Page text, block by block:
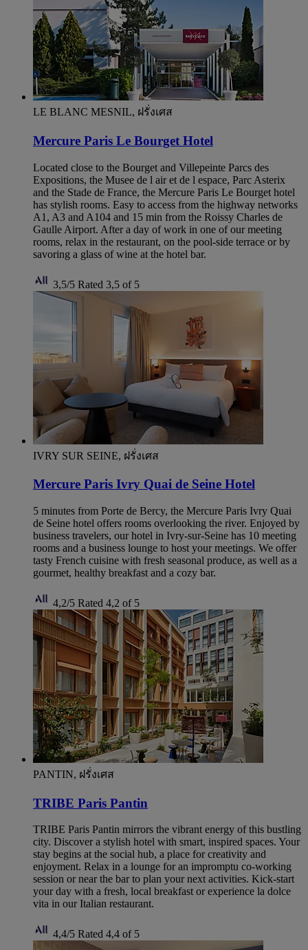
LE BLANC MESNIL, ฝรั่งเศส
Mercure Paris Le Bourget Hotel
Located close to the Bourget and Villepeinte Parcs des
Expositions, the Musee de l air et de l espace, Parc Asterix
and the Stade de France, the Mercure Paris Le Bourget hotel
has stylish rooms. Easy to access from the highway networks
A1, A3 and A104 and 15 min from the Roissy Charles de
Gaulle Airport. After a day of work in one of our meeting
rooms, relax in the restaurant, on the pool-side terrace or by
savoring a glass of wine at the hotel bar.
3,5/5 Rated 3,5 of 5
IVRY SUR SEINE, ฝรั่งเศส
Mercure Paris Ivry Quai de Seine Hotel
5 minutes from Porte de Bercy, the Mercure Paris Ivry Quai
de Seine hotel offers rooms overlooking the river. Enjoyed by
business travelers, our hotel in Ivry-sur-Seine has 10 meeting
rooms and a business lounge to host your meetings. We offer
tasty French cuisine with fresh seasonal produce, as well as a
gourmet, healthy breakfast and a cozy bar.
4,2/5 Rated 4,2 of 5
PANTIN, ฝรั่งเศส
TRIBE Paris Pantin
TRIBE Paris Pantin mirrors the vibrant energy of this bustling
city. Discover a stylish hotel with smart, inspired spaces. Your
stay begins at the social hub, a place for creativity and
enjoyment. Relax in a lounge for an impromptu co-working
session or near the bar to plan your next activities. Kick-start
your day with a fresh, local breakfast or experience la dolce
vita in our Italian restaurant.
4,4/5 Rated 4,4 of 5